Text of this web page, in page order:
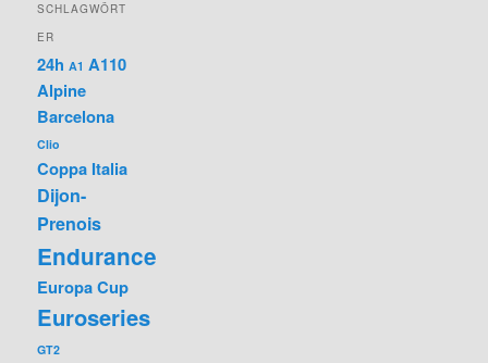
SCHLAGWÖRT
ER
24h A1 A110
Alpine
Barcelona
Clio
Coppa Italia
Dijon-
Prenois
Endurance
Europa Cup
Euroseries
GT2